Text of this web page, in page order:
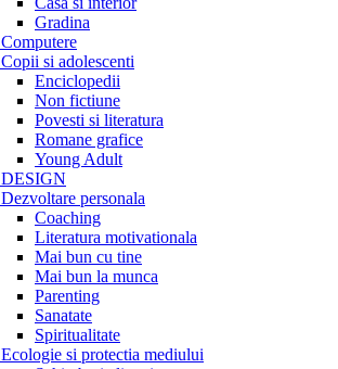
Gradina
Computere
Copii si adolescenti
Enciclopedii
Non fictiune
Povesti si literatura
Romane grafice
Young Adult
DESIGN
Dezvoltare personala
Coaching
Literatura motivationala
Mai bun cu tine
Mai bun la munca
Parenting
Sanatate
Spiritualitate
Ecologie si protectia mediului